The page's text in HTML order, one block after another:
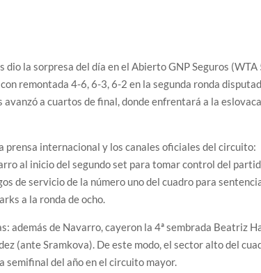
la sorpresa del día en el Abierto GNP Seguros (WTA
remontada 4-6, 6-3, 6-2 en la segunda ronda
a cuartos de final, donde enfrentará a la eslovaca
internacional y los canales oficiales del circuito:
al inicio del segundo set para tomar control del
de servicio de la número uno del cuadro para
a la ronda de ocho.
además de Navarro, cayeron la 4ª sembrada Beatriz
(ante Sramkova). De este modo, el sector alto del
semifinal del año en el circuito mayor.